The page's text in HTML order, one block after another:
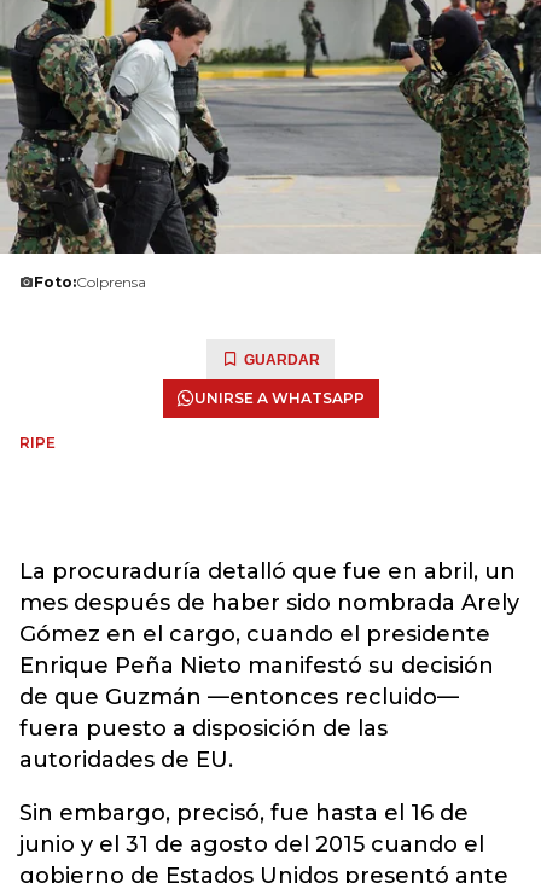
Foto:Colprensa
GUARDAR
UNIRSE A WHATSAPP
RIPE
La procuraduría detalló que fue en abril, un
mes después de haber sido nombrada Arely
Gómez en el cargo, cuando el presidente
Enrique Peña Nieto manifestó su decisión
de que Guzmán —entonces recluido—
fuera puesto a disposición de las
autoridades de EU.
Sin embargo, precisó, fue hasta el 16 de
junio y el 31 de agosto del 2015 cuando el
gobierno de Estados Unidos presentó ante